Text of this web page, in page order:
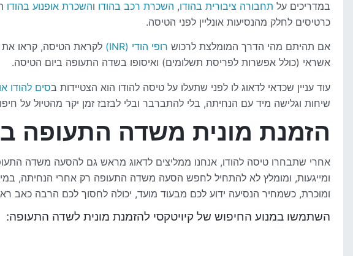
במדריכים על תחבורה ציבורית בהודו, השכרת רכב בהודו והשכרת אופנוע בהודו
כרטיסים לחלק מהנסיעות אונליין לפני הטיסה.
אם תהיתם מהי הדרך המומלצת לרכוש רופי הודי (INR)
לקראת הטיסה, קראו את
אשראי (כולל אפשרות לפריסת תשלומים) ואיסופו בשדה התעופה ביום הטיסה.
עוד עניין שכדאי לדאוג לו לפני שתעלו על טיסה להודו הוא הצטיידות בסים להודו או eSim להודו
שיחות וגלישה מיד עם הנחיתה, בלי להתברבר ובלי לבזבז זמן יקר מהטיול על
הזמנת מונית משדה התעופה
אחרי שתבחרו טיסה להודו, אנחנו ממליצים לדאוג מראש גם להסעה משדה
ומייגעות, ומומלץ לא להתחיל לחפש הסעה משדה התעופה רק אחרי הנחיתה,
ומוכרת, כשמחיר הנסיעה ידוע לכם מבעוד מועד, יכולה לחסוך לכם הרבה כאב
השתמשו במנוע החיפוש של קיויטקסי להזמנת מונית לשדה התעופה: